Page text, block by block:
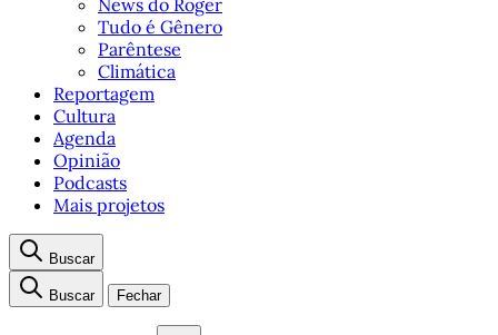
Tudo é Gênero
Parêntese
Climática
Reportagem
Cultura
Agenda
Opinião
Podcasts
Mais projetos
Buscar
Buscar Fechar